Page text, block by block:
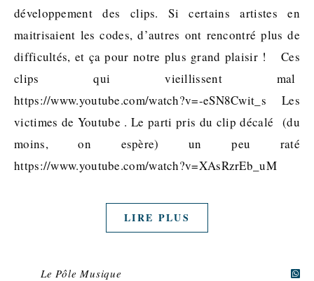
développement des clips. Si certains artistes en
maitrisaient les codes, d’autres ont rencontré plus de
difficultés, et ça pour notre plus grand plaisir ! Ces
clips qui vieillissent mal
https://www.youtube.com/watch?v=-eSN8Cwit_s Les
victimes de Youtube . Le parti pris du clip décalé (du
moins, on espère) un peu raté
https://www.youtube.com/watch?v=XAsRzrEb_uM
LIRE PLUS
Le Pôle Musique